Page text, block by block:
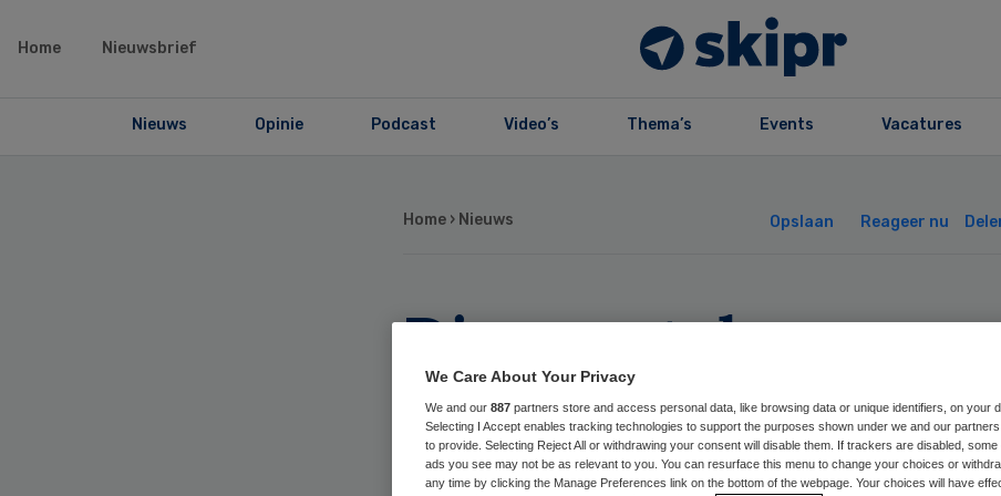
Home Nieuwsbrief
Nieuws Opinie Podcast Video’s Thema’s Events Vacatures
Home › Nieuws Opslaan Reageer nu
Dieven stelen
defibrillatoren in
Brabant
We Care About Your Privacy
We and our 887 partners store and access personal data, like browsing data or unique identifiers, on your
Selecting I Accept enables tracking technologies to support the purposes shown under we and our
to provide. Selecting Reject All or withdrawing your consent will disable them. If trackers are disabled,
ads you see may not be as relevant to you. You can resurface this menu to change your choices or
any time by clicking the Manage Preferences link on the bottom of the webpage. Your choices will have